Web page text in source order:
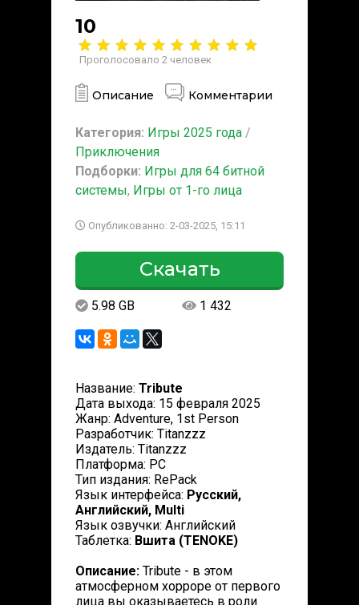
10
Проголосовало 2 человек
Описание Комментарии
Категория: Игры 2025 года /
Приключения
Подборки: Игры для 64 битной
системы, Игры от 1-го лица
Опубликованно: 2-03-2025, 15:11
Скачать
5.98 GB 1 432
Название: Tribute
Дата выхода: 15 февраля 2025
Жанр: Adventure, 1st Person
Разработчик: Titanzzz
Издатель: Titanzzz
Платформа: PC
Тип издания: RePack
Язык интерфейса: Русский,
Английский, Multi
Язык озвучки: Английский
Таблетка: Вшита (TENOKE)
Описание: Tribute - в этом
атмосферном хорроре от первого
лица вы оказываетесь в роли